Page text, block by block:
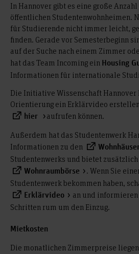
In Hannover gibt es eine große
öffentlichen Studentenwohnheimen.
für Studierende nicht immer leicht,
finden. Gerade vor Semesterbeginn
auf der Suche nach einem Zimmer
hat das Team Incoming ein Housing
Informationen für internationale
Die Initiative Wissenschaft Hannover
Orientierung ein Erklärvideo
hier
aufrufen können.
Außerdem hat das Studentenwerk
Informationen zu den
Studentenwerks und bietet zusätzlich
Wohnraumbörse
. Wenn Sie
Studentenwerk bekommen haben,
Erklärvideo
an und
Schritten rum um den Einzug.
Mietkosten
Die monatlichen Zimmerpreise